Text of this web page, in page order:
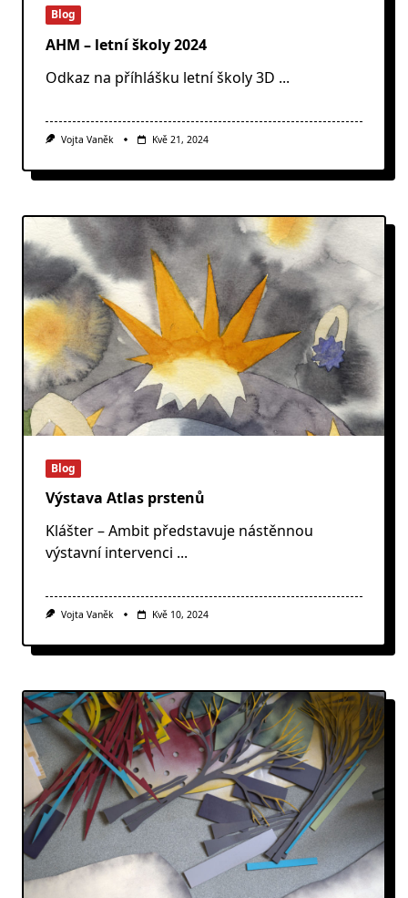
Blog
AHM – letní školy 2024
Odkaz na příhlášku letní školy 3D ...
Vojta Vaněk Kvě 21, 2024
Blog
Výstava Atlas prstenů
Klášter – Ambit představuje nástěnnou
výstavní intervenci ...
Vojta Vaněk Kvě 10, 2024